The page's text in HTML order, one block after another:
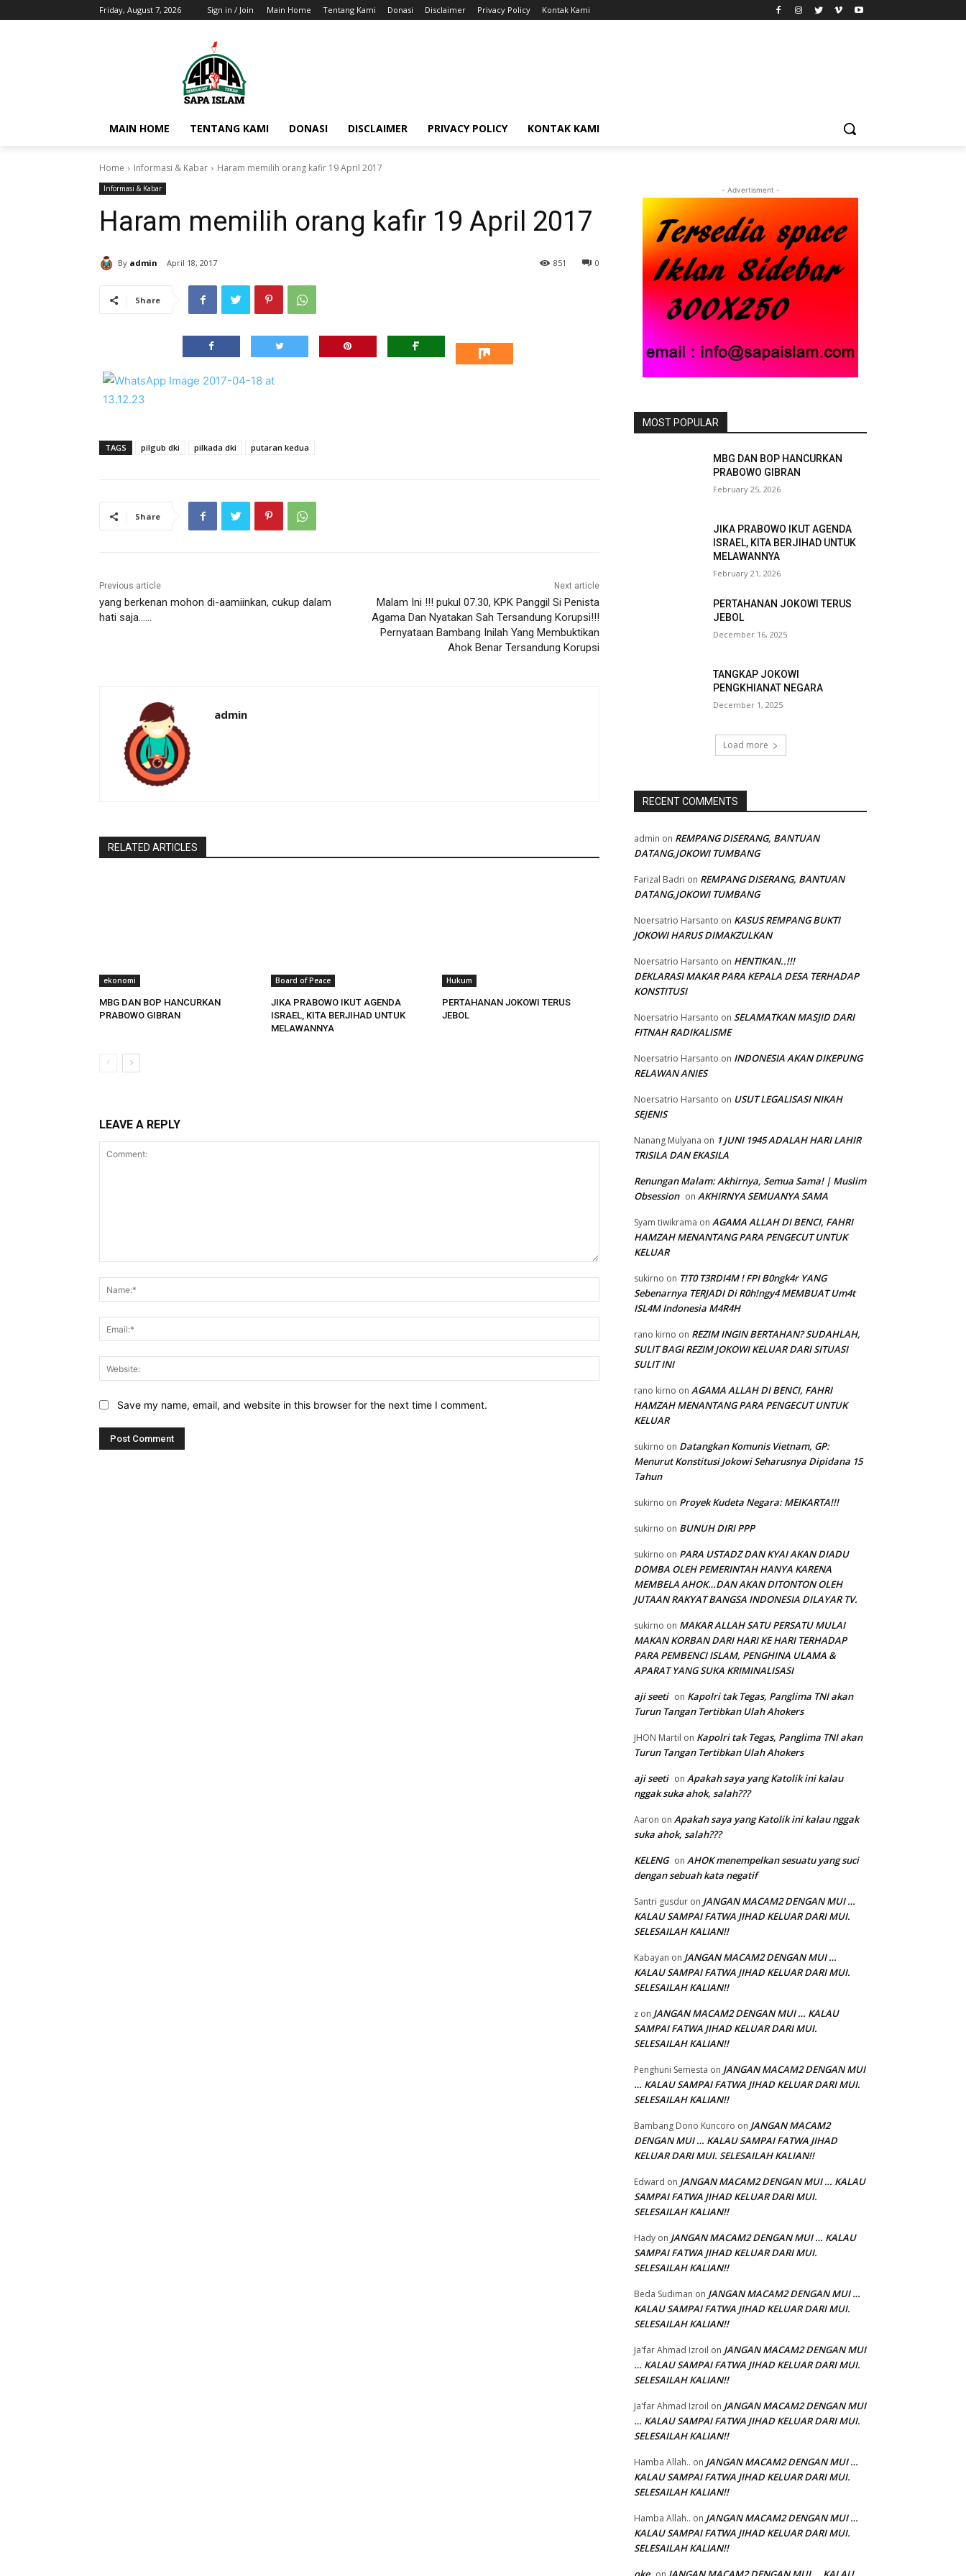
Friday, August 7, 2026 Sign in / Join Main Home Tentang Kami Donasi Disclaimer Privacy Policy Kontak Kami
MAIN HOME TENTANG KAMI DONASI DISCLAIMER PRIVACY POLICY KONTAK KAMI
Home Informasi & Kabar Haram memilih orang kafir 19 April 2017
Informasi & Kabar
Haram memilih orang kafir 19 April 2017
By admin April 18, 2017 0
851
Share
TAGS pilgub dki pilkada dki putaran kedua
Share
Previous article
yang berkenan mohon di-aamiinkan, cukup dalam
hati saja……
Next article
Malam Ini !!! pukul 07.30, KPK Panggil Si Penista
Agama Dan Nyatakan Sah Tersandung Korupsi!!!
Pernyataan Bambang Inilah Yang Membuktikan
Ahok Benar Tersandung Korupsi
admin
RELATED ARTICLES
ekonomi
MBG DAN BOP HANCURKAN
PRABOWO GIBRAN
Board of Peace
JIKA PRABOWO IKUT AGENDA
ISRAEL, KITA BERJIHAD UNTUK
MELAWANNYA
Hukum
PERTAHANAN JOKOWI TERUS
JEBOL
LEAVE A REPLY
Website:
Save my name, email, and website in this browser for the next time I comment.
- Advertisment -
MOST POPULAR
MBG DAN BOP HANCURKAN
PRABOWO GIBRAN
February 25, 2026
JIKA PRABOWO IKUT AGENDA
ISRAEL, KITA BERJIHAD UNTUK
MELAWANNYA
February 21, 2026
PERTAHANAN JOKOWI TERUS
JEBOL
December 16, 2025
TANGKAP JOKOWI
PENGKHIANAT NEGARA
December 1, 2025
Load more
RECENT COMMENTS
admin on REMPANG DISERANG, BANTUAN
DATANG,JOKOWI TUMBANG
Farizal Badri on REMPANG DISERANG, BANTUAN
DATANG,JOKOWI TUMBANG
Noersatrio Harsanto on KASUS REMPANG BUKTI
JOKOWI HARUS DIMAKZULKAN
Noersatrio Harsanto on HENTIKAN..!!!
DEKLARASI MAKAR PARA KEPALA DESA TERHADAP
KONSTITUSI
Noersatrio Harsanto on SELAMATKAN MASJID DARI
FITNAH RADIKALISME
Noersatrio Harsanto on INDONESIA AKAN DIKEPUNG
RELAWAN ANIES
Noersatrio Harsanto on USUT LEGALISASI NIKAH
SEJENIS
Nanang Mulyana on 1 JUNI 1945 ADALAH HARI LAHIR
TRISILA DAN EKASILA
Renungan Malam: Akhirnya, Semua Sama! | Muslim
Obsession on AKHIRNYA SEMUANYA SAMA
Syam tiwikrama on AGAMA ALLAH DI BENCI, FAHRI
HAMZAH MENANTANG PARA PENGECUT UNTUK
KELUAR
sukirno on T!T0 T3RDI4M ! FPI B0ngk4r YANG
Sebenarnya TERJADI Di R0h!ngy4 MEMBUAT Um4t
ISL4M Indonesia M4R4H
rano kirno on REZIM INGIN BERTAHAN? SUDAHLAH,
SULIT BAGI REZIM JOKOWI KELUAR DARI SITUASI
SULIT INI
rano kirno on AGAMA ALLAH DI BENCI, FAHRI
HAMZAH MENANTANG PARA PENGECUT UNTUK
KELUAR
sukirno on Datangkan Komunis Vietnam, GP:
Menurut Konstitusi Jokowi Seharusnya Dipidana 15
Tahun
sukirno on Proyek Kudeta Negara: MEIKARTA!!!
sukirno on BUNUH DIRI PPP
sukirno on PARA USTADZ DAN KYAI AKAN DIADU
DOMBA OLEH PEMERINTAH HANYA KARENA
MEMBELA AHOK…DAN AKAN DITONTON OLEH
JUTAAN RAKYAT BANGSA INDONESIA DILAYAR TV.
sukirno on MAKAR ALLAH SATU PERSATU MULAI
MAKAN KORBAN DARI HARI KE HARI TERHADAP
PARA PEMBENCI ISLAM, PENGHINA ULAMA &
APARAT YANG SUKA KRIMINALISASI
aji seeti on Kapolri tak Tegas, Panglima TNI akan
Turun Tangan Tertibkan Ulah Ahokers
JHON Martil on Kapolri tak Tegas, Panglima TNI akan
Turun Tangan Tertibkan Ulah Ahokers
aji seeti on Apakah saya yang Katolik ini kalau
nggak suka ahok, salah???
Aaron on Apakah saya yang Katolik ini kalau nggak
suka ahok, salah???
KELENG on AHOK menempelkan sesuatu yang suci
dengan sebuah kata negatif
Santri gusdur on JANGAN MACAM2 DENGAN MUI …
KALAU SAMPAI FATWA JIHAD KELUAR DARI MUI.
SELESAILAH KALIAN!!
Kabayan on JANGAN MACAM2 DENGAN MUI …
KALAU SAMPAI FATWA JIHAD KELUAR DARI MUI.
SELESAILAH KALIAN!!
z on JANGAN MACAM2 DENGAN MUI … KALAU
SAMPAI FATWA JIHAD KELUAR DARI MUI.
SELESAILAH KALIAN!!
Penghuni Semesta on JANGAN MACAM2 DENGAN MUI
… KALAU SAMPAI FATWA JIHAD KELUAR DARI MUI.
SELESAILAH KALIAN!!
Bambang Dono Kuncoro on JANGAN MACAM2
DENGAN MUI … KALAU SAMPAI FATWA JIHAD
KELUAR DARI MUI. SELESAILAH KALIAN!!
Edward on JANGAN MACAM2 DENGAN MUI … KALAU
SAMPAI FATWA JIHAD KELUAR DARI MUI.
SELESAILAH KALIAN!!
Hady on JANGAN MACAM2 DENGAN MUI … KALAU
SAMPAI FATWA JIHAD KELUAR DARI MUI.
SELESAILAH KALIAN!!
Beda Sudiman on JANGAN MACAM2 DENGAN MUI …
KALAU SAMPAI FATWA JIHAD KELUAR DARI MUI.
SELESAILAH KALIAN!!
Ja'far Ahmad Izroil on JANGAN MACAM2 DENGAN MUI
… KALAU SAMPAI FATWA JIHAD KELUAR DARI MUI.
SELESAILAH KALIAN!!
Ja'far Ahmad Izroil on JANGAN MACAM2 DENGAN MUI
… KALAU SAMPAI FATWA JIHAD KELUAR DARI MUI.
SELESAILAH KALIAN!!
Hamba Allah.. on JANGAN MACAM2 DENGAN MUI …
KALAU SAMPAI FATWA JIHAD KELUAR DARI MUI.
SELESAILAH KALIAN!!
Hamba Allah.. on JANGAN MACAM2 DENGAN MUI …
KALAU SAMPAI FATWA JIHAD KELUAR DARI MUI.
SELESAILAH KALIAN!!